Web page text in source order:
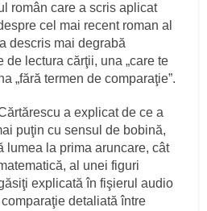
român care a scris aplicat
cel mai recent roman al
descris mai degrabă
de lectura cărţii, una „care te
„fără termen de comparaţie”.
a explicat de ce a
puţin cu sensul de bobină,
lumea la prima aruncare, cât
al unei figuri
explicată în fişierul audio
detaliată între